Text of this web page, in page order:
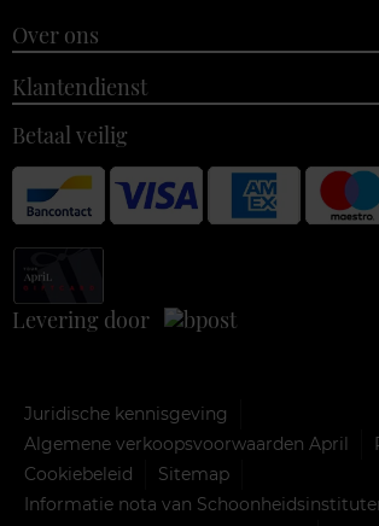
Over ons
Klantendienst
Betaal veilig
Levering door
Juridische kennisgeving
Algemene verkoopsvoorwaarden April
Cookiebeleid
Sitemap
Informatie nota van